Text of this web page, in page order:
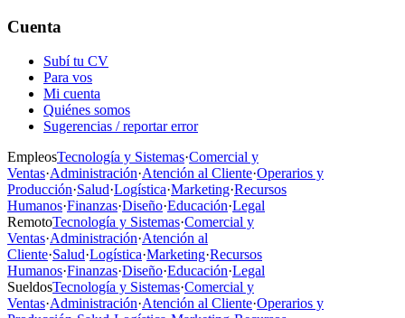
Cuenta
Subí tu CV
Para vos
Mi cuenta
Quiénes somos
Sugerencias / reportar error
EmpleosTecnología y Sistemas·Comercial y
Ventas·Administración·Atención al Cliente·Operarios y
Producción·Salud·Logística·Marketing·Recursos
Humanos·Finanzas·Diseño·Educación·Legal
RemotoTecnología y Sistemas·Comercial y
Ventas·Administración·Atención al
Cliente·Salud·Logística·Marketing·Recursos
Humanos·Finanzas·Diseño·Educación·Legal
SueldosTecnología y Sistemas·Comercial y
Ventas·Administración·Atención al Cliente·Operarios y